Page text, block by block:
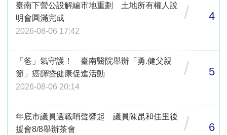
臺南下營公設解編市地重劃 土地所有權人說
明會圓滿完成
2026-08-06 17:42
/ 4
「爸」氣守護！ 臺南醫院舉辦「勇.健父親
節」癌篩暨健康促進活動
2026-08-06 20:14
/ 5
年底市議員選戰哨聲響起 議員陳昆和佳里後
援會8/8舉辦茶會
/ 6